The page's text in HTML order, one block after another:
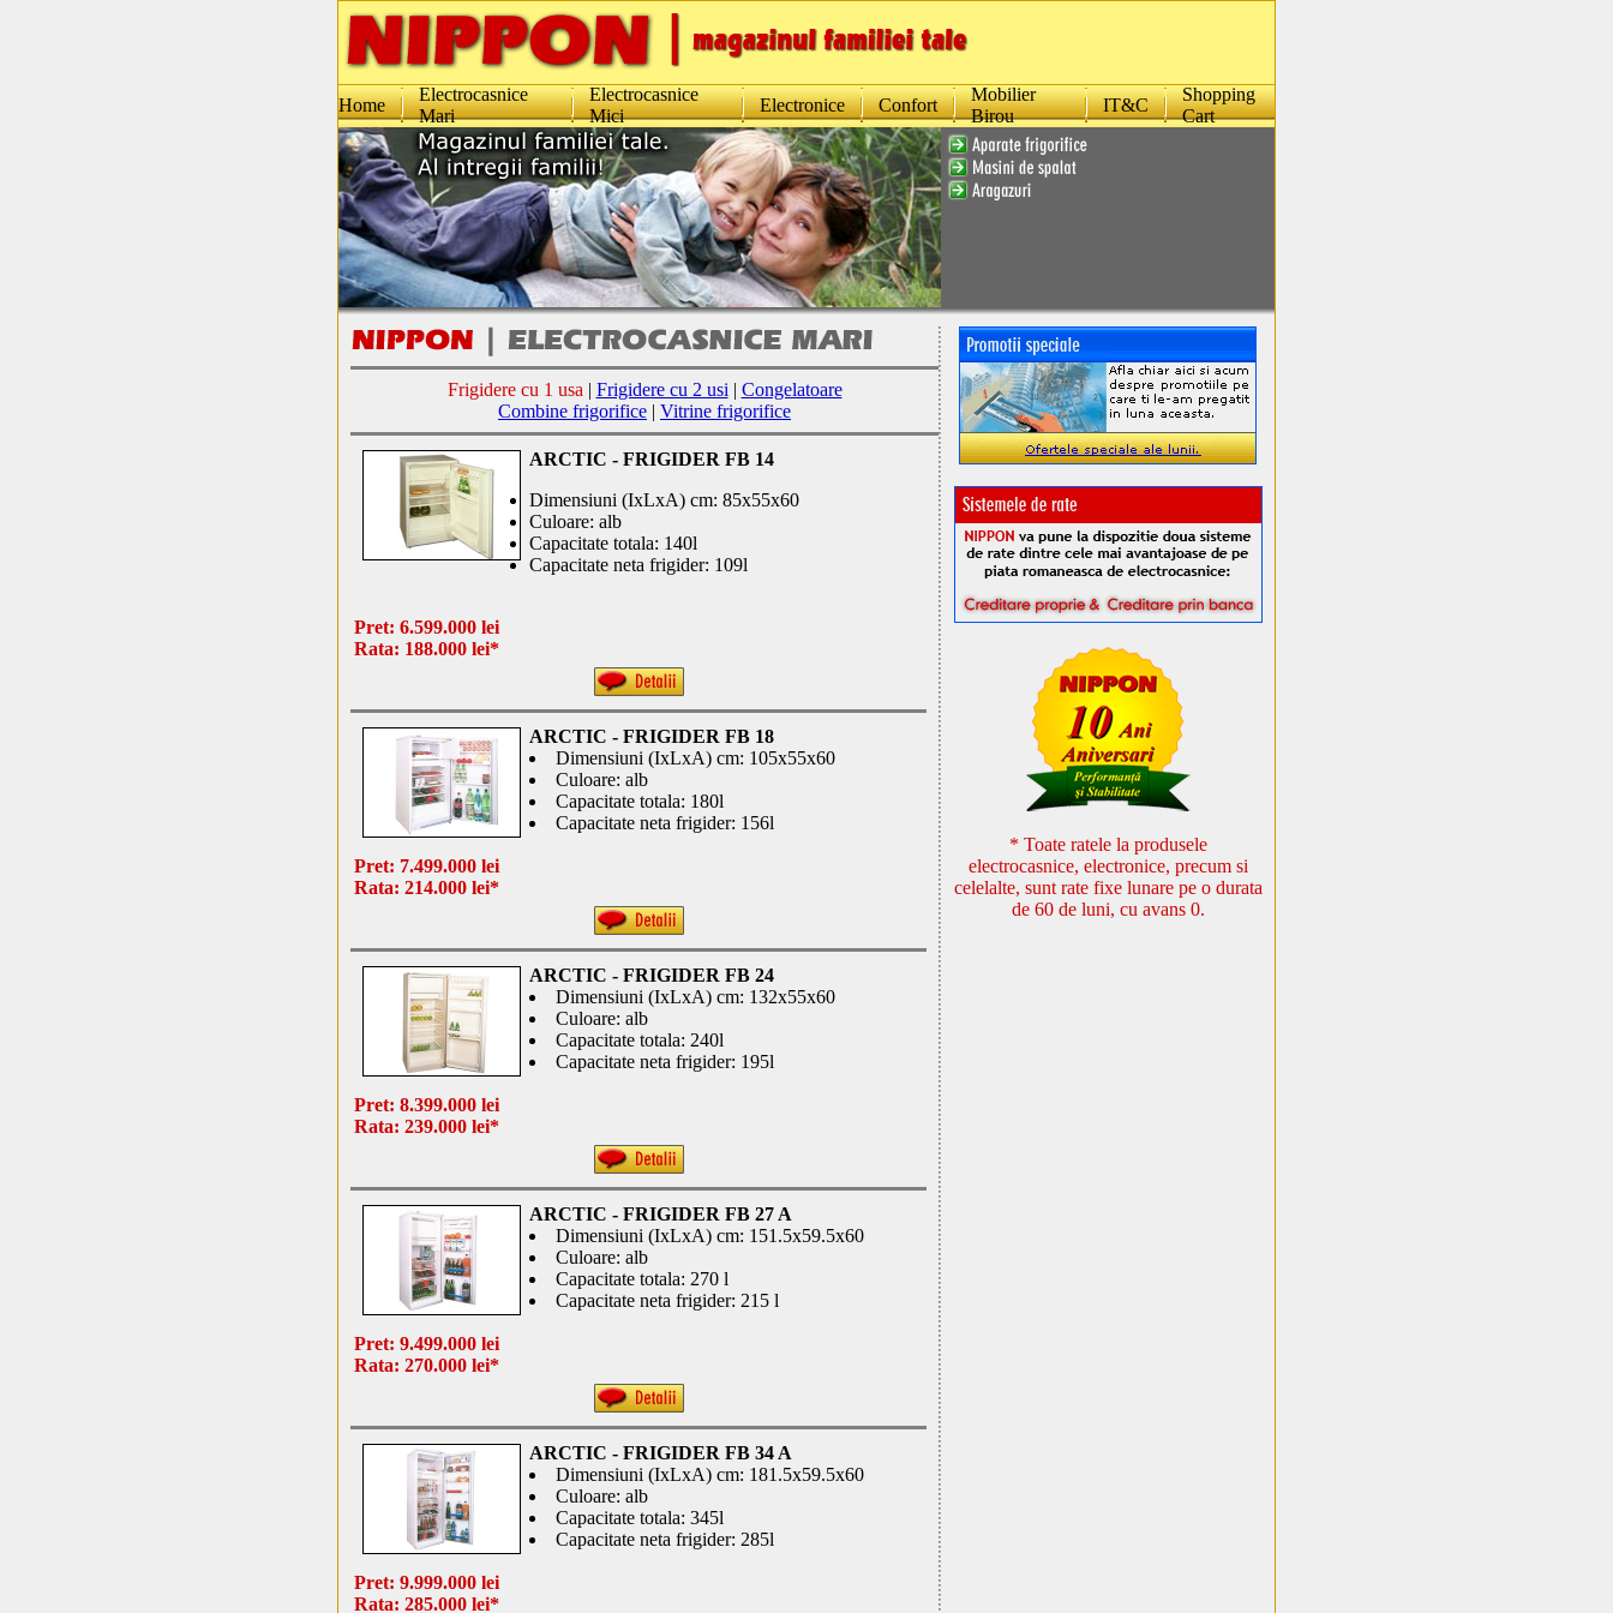
Home
Electrocasnice
Mari
Electrocasnice
Mici
Electronice Confort
Mobilier
Birou
IT&C
Shopping
Cart
Frigidere cu 1 usa | Frigidere cu 2 usi | Congelatoare
Combine frigorifice | Vitrine frigorifice
ARCTIC - FRIGIDER FB 14
Dimensiuni (IxLxA) cm: 85x55x60
Culoare: alb
Capacitate totala: 140l
Capacitate neta frigider: 109l
Pret: 6.599.000 lei
Rata: 188.000 lei*
ARCTIC - FRIGIDER FB 18
Dimensiuni (IxLxA) cm: 105x55x60
Culoare: alb
Capacitate totala: 180l
Capacitate neta frigider: 156l
Pret: 7.499.000 lei
Rata: 214.000 lei*
ARCTIC - FRIGIDER FB 24
Dimensiuni (IxLxA) cm: 132x55x60
Culoare: alb
Capacitate totala: 240l
Capacitate neta frigider: 195l
Pret: 8.399.000 lei
Rata: 239.000 lei*
ARCTIC - FRIGIDER FB 27 A
Dimensiuni (IxLxA) cm: 151.5x59.5x60
Culoare: alb
Capacitate totala: 270 l
Capacitate neta frigider: 215 l
Pret: 9.499.000 lei
Rata: 270.000 lei*
ARCTIC - FRIGIDER FB 34 A
Dimensiuni (IxLxA) cm: 181.5x59.5x60
Culoare: alb
Capacitate totala: 345l
Capacitate neta frigider: 285l
Pret: 9.999.000 lei
Rata: 285.000 lei*
* Toate ratele la produsele
electrocasnice, electronice, precum si
celelalte, sunt rate fixe lunare pe o durata
de 60 de luni, cu avans 0.